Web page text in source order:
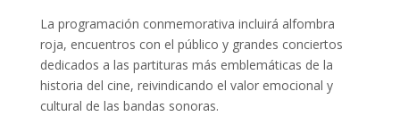
La programación conmemorativa incluirá alfombra
roja, encuentros con el público y grandes conciertos
dedicados a las partituras más emblemáticas de la
historia del cine, reivindicando el valor emocional y
cultural de las bandas sonoras.